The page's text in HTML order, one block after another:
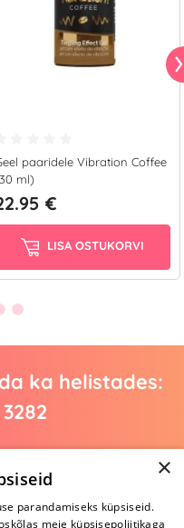
paaridele Vibration Coffee
ml)
€
LISA OSTUKORVI
ka helistades:
pole
×
parandamiseks küpsiseid.
meie küpsisepoliitikaga